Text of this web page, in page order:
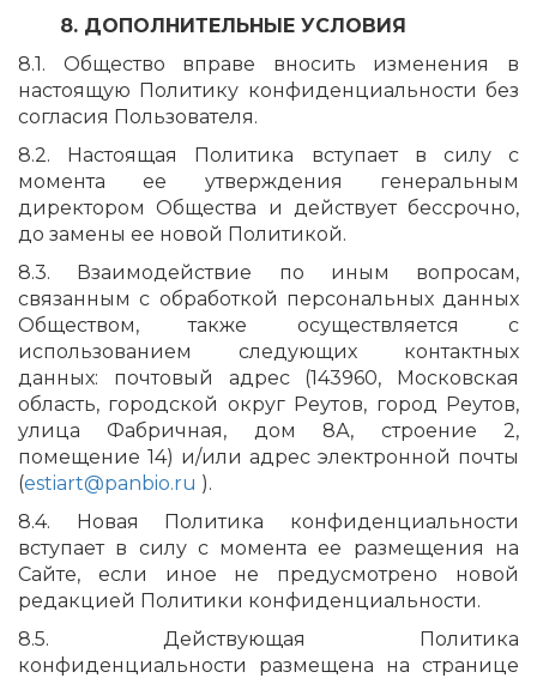
8. ДОПОЛНИТЕЛЬНЫЕ УСЛОВИЯ
8.1. Общество вправе вносить изменения в
настоящую Политику конфиденциальности без
согласия Пользователя.
8.2. Настоящая Политика вступает в силу с
момента ее утверждения генеральным
директором Общества и действует бессрочно,
до замены ее новой Политикой.
8.3. Взаимодействие по иным вопросам,
связанным с обработкой персональных данных
Обществом, также осуществляется с
использованием следующих контактных
данных: почтовый адрес (143960, Московская
область, городской округ Реутов, город Реутов,
улица Фабричная, дом 8А, строение 2,
помещение 14) и/или адрес электронной почты
(estiart@panbio.ru ).
8.4. Новая Политика конфиденциальности
вступает в силу с момента ее размещения на
Сайте, если иное не предусмотрено новой
редакцией Политики конфиденциальности.
8.5. Действующая Политика
конфиденциальности размещена на странице